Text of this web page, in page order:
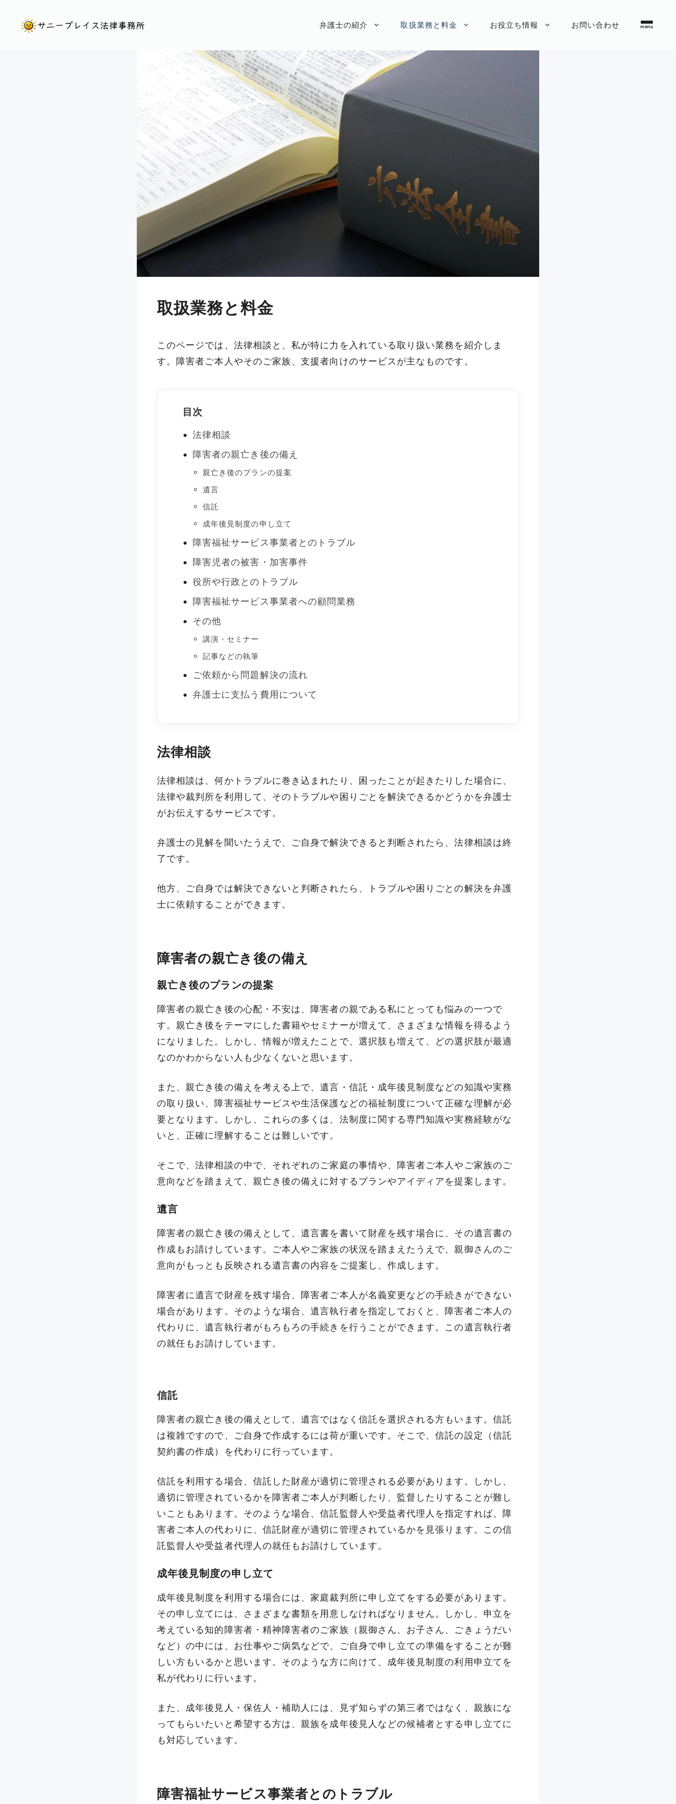
弁護士の紹介 取扱業務と料金 お役立ち情報 お問い合わせ
取扱業務と料金
このページでは、法律相談と、私が特に力を入れている取り扱い業務を紹介しま
す。障害者ご本人やそのご家族、支援者向けのサービスが主なものです。
目次
法律相談
障害者の親亡き後の備え
親亡き後のプランの提案
遺言
信託
成年後見制度の申し立て
障害福祉サービス事業者とのトラブル
障害児者の被害・加害事件
役所や行政とのトラブル
障害福祉サービス事業者への顧問業務
その他
講演・セミナー
記事などの執筆
ご依頼から問題解決の流れ
弁護士に支払う費用について
法律相談
法律相談は、何かトラブルに巻き込まれたり、困ったことが起きたりした場合に、
法律や裁判所を利用して、そのトラブルや困りごとを解決できるかどうかを弁護士
がお伝えするサービスです。
弁護士の見解を聞いたうえで、ご自身で解決できると判断されたら、法律相談は終
了です。
他方、ご自身では解決できないと判断されたら、トラブルや困りごとの解決を弁護
士に依頼することができます。
障害者の親亡き後の備え
親亡き後のプランの提案
障害者の親亡き後の心配・不安は、障害者の親である私にとっても悩みの一つで
す。親亡き後をテーマにした書籍やセミナーが増えて、さまざまな情報を得るよう
になりました。しかし、情報が増えたことで、選択肢も増えて、どの選択肢が最適
なのかわからない人も少なくないと思います。
また、親亡き後の備えを考える上で、遺言・信託・成年後見制度などの知識や実務
の取り扱い、障害福祉サービスや生活保護などの福祉制度について正確な理解が必
要となります。しかし、これらの多くは、法制度に関する専門知識や実務経験がな
いと、正確に理解することは難しいです。
そこで、法律相談の中で、それぞれのご家庭の事情や、障害者ご本人やご家族のご
意向などを踏まえて、親亡き後の備えに対するプランやアイディアを提案します。
遺言
障害者の親亡き後の備えとして、遺言書を書いて財産を残す場合に、その遺言書の
作成もお請けしています。ご本人やご家族の状況を踏まえたうえで、親御さんのご
意向がもっとも反映される遺言書の内容をご提案し、作成します。
障害者に遺言で財産を残す場合、障害者ご本人が名義変更などの手続きができない
場合があります。そのような場合、遺言執行者を指定しておくと、障害者ご本人の
代わりに、遺言執行者がもろもろの手続きを行うことができます。この遺言執行者
の就任もお請けしています。
信託
障害者の親亡き後の備えとして、遺言ではなく信託を選択される方もいます。信託
は複雑ですので、ご自身で作成するには荷が重いです。そこで、信託の設定（信託
契約書の作成）を代わりに行っています。
信託を利用する場合、信託した財産が適切に管理される必要があります。しかし、
適切に管理されているかを障害者ご本人が判断したり、監督したりすることが難し
いこともあります。そのような場合、信託監督人や受益者代理人を指定すれば、障
害者ご本人の代わりに、信託財産が適切に管理されているかを見張ります。この信
託監督人や受益者代理人の就任もお請けしています。
成年後見制度の申し立て
成年後見制度を利用する場合には、家庭裁判所に申し立てをする必要があります。
その申し立てには、さまざまな書類を用意しなければなりません。しかし、申立を
考えている知的障害者・精神障害者のご家族（親御さん、お子さん、ごきょうだい
など）の中には、お仕事やご病気などで、ご自身で申し立ての準備をすることが難
しい方もいるかと思います。そのような方に向けて、成年後見制度の利用申立てを
私が代わりに行います。
また、成年後見人・保佐人・補助人には、見ず知らずの第三者ではなく、親族にな
ってもらいたいと希望する方は、親族を成年後見人などの候補者とする申し立てに
も対応しています。
障害福祉サービス事業者とのトラブル